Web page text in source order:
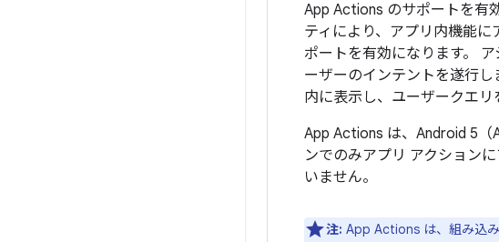
App Actions のサポートを有
ティにより、アプリ内機能
ポートを有効になります。
ーザーのインテントを遂行
内に表示し、ユーザークエリ
App Actions は、Android 5（
ンでのみアプリ アクション
いません。
注: App Actions は、組み込